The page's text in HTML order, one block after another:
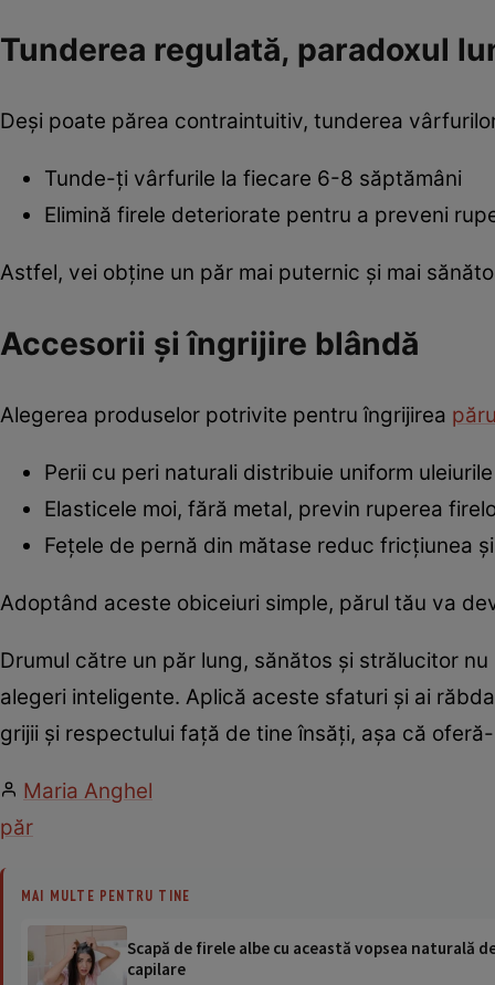
Tunderea regulată, paradoxul
Deși poate părea contraintuitiv, tunderea
Tunde-ți vârfurile la fiecare 6-8 săptămâni
Elimină firele deteriorate pentru a preveni
Astfel, vei obține un păr mai puternic și mai
Accesorii și îngrijire blândă
Alegerea produselor potrivite pentru îngrijirea
Perii cu peri naturali distribuie uniform
Elasticele moi, fără metal, previn ruperea
Fețele de pernă din mătase reduc fricțiunea
Adoptând aceste obiceiuri simple, părul tău va
Drumul către un păr lung, sănătos și strălucitor
alegeri inteligente. Aplică aceste sfaturi și ai
grijii și respectului față de tine însăți, așa că
Maria Anghel
păr
MAI MULTE PENTRU TINE
Scapă de firele albe cu această vopsea naturală
capilare